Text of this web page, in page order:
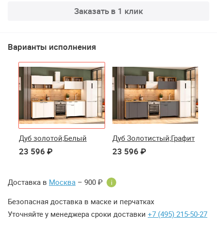
Заказать в 1 клик
Варианты исполнения
Дуб золотой;Белый
23 596 ₽
Дуб Золотистый;Графит
23 596 ₽
Доставка в Москва – 900 ₽ i
Безопасная доставка в маске и перчатках
Уточняйте у менеджера сроки доставки +7 (495) 215-50-27